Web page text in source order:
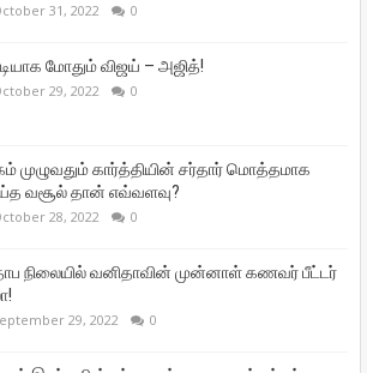
31, 2022 0
மோதும் விஜய் – அஜித்!
29, 2022 0
முழுவதும் கார்த்தியின் சர்தார் மொத்தமாக
வசூல் தான் எவ்வளவு?
28, 2022 0
நிலையில் வனிதாவின் முன்னாள் கணவர் பீட்டர்
29, 2022 0